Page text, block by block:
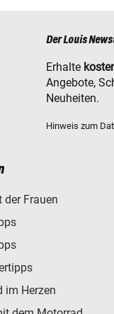
Der Louis
Erhalte
Angebote,
Neuheiten.
Hinweis zum
der Frauen
im Herzen